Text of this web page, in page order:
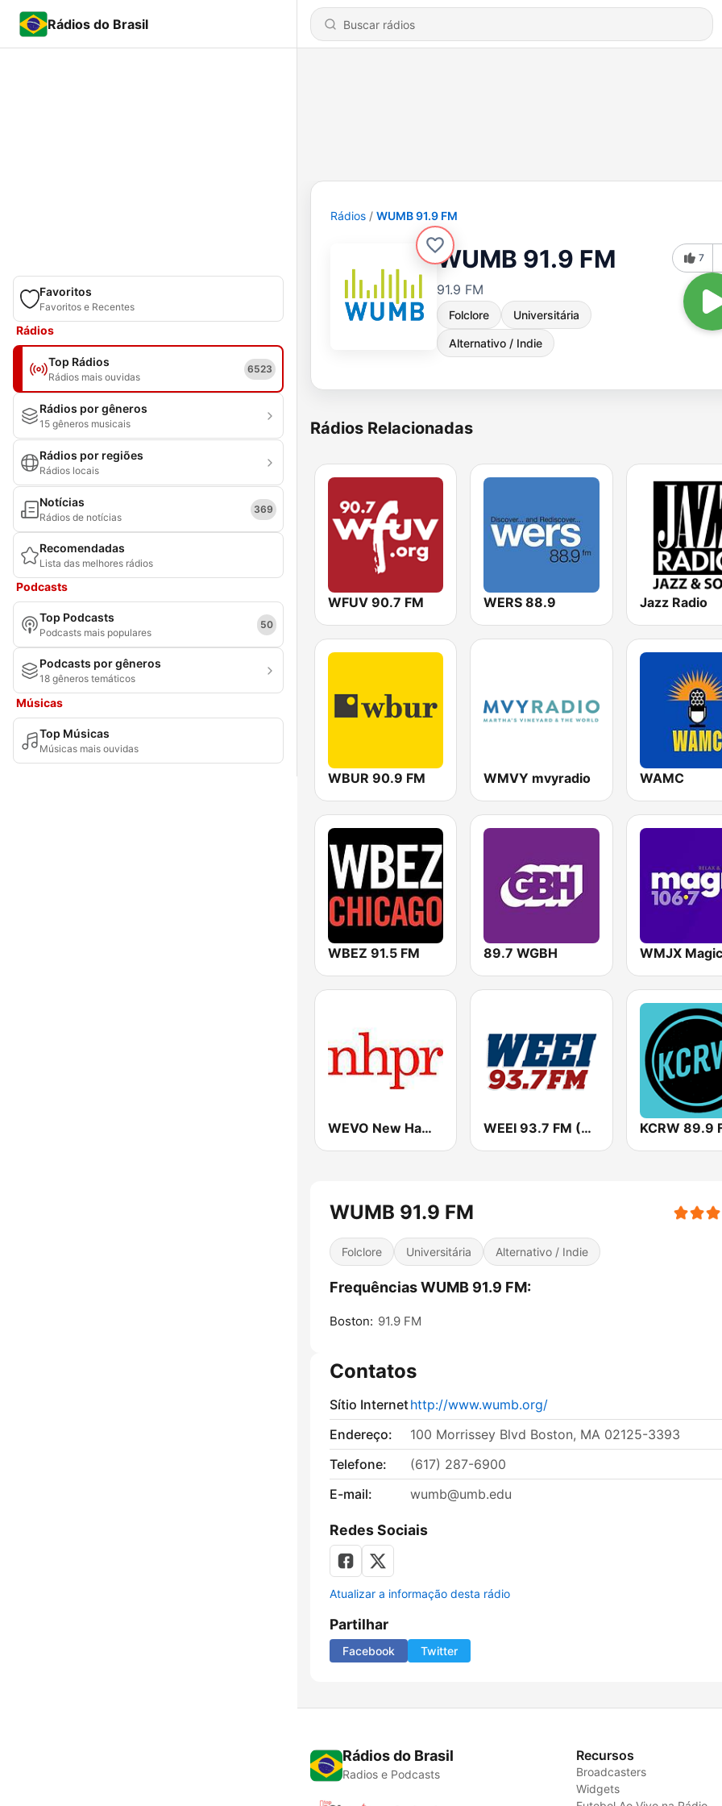
Rádios do Brasil
Favoritos
Favoritos e Recentes
Rádios
Top Rádios
Rádios mais ouvidas
6523
Rádios por gêneros
15 gêneros musicais
Rádios por regiões
Rádios locais
Notícias
Rádios de notícias
369
Recomendadas
Lista das melhores rádios
Podcasts
Top Podcasts
Podcasts mais populares
50
Podcasts por gêneros
18 gêneros temáticos
Músicas
Top Músicas
Músicas mais ouvidas
Rádios WUMB 91.9 FM
WUMB 91.9 FM
91.9 FM
Folclore Universitária
Alternativo / Indie
7
Rádios Relacionadas
WFUV 90.7 FM WERS 88.9 Jazz Radio
WBUR 90.9 FM WMVY mvyradio WAMC
WBEZ 91.5 FM 89.7 WGBH
WEVO New Hampshire Public Radio (NHPR) WEEI 93.7 FM (US Only) KCRW 89.9
WUMB 91.9 FM
Folclore Universitária Alternativo / Indie
Frequências WUMB 91.9 FM:
Boston: 91.9 FM
Contatos
Sítio Internethttp://www.wumb.org/
Endereço:
100 Morrissey Blvd Boston, MA 02125-3393
Telefone:
(617) 287-6900
E-mail:
wumb@umb.edu
Redes Sociais
Atualizar a informação desta rádio
Partilhar
Facebook Twitter
Rádios do Brasil
Radios e Podcasts
Recursos
Broadcasters
Widgets